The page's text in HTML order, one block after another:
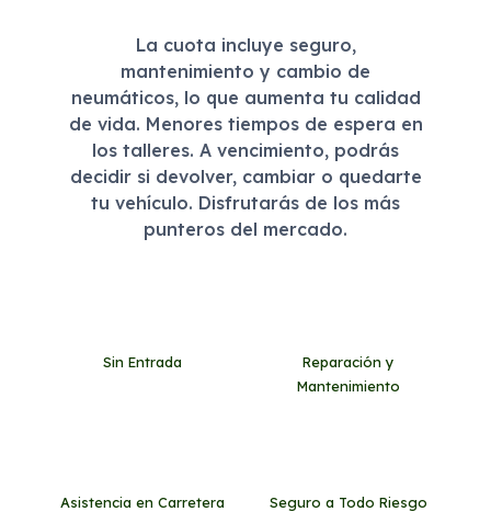
La cuota incluye seguro,
mantenimiento y cambio de
neumáticos, lo que aumenta tu calidad
de vida. Menores tiempos de espera en
los talleres. A vencimiento, podrás
decidir si devolver, cambiar o quedarte
tu vehículo. Disfrutarás de los más
punteros del mercado.
Sin Entrada
Reparación y
Mantenimiento
Asistencia en Carretera Seguro a Todo Riesgo